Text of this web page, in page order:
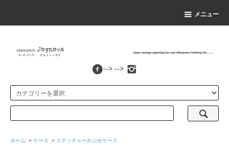
メニュー
--> -->
ホーム > ケース > ステッチャーかぶせケース